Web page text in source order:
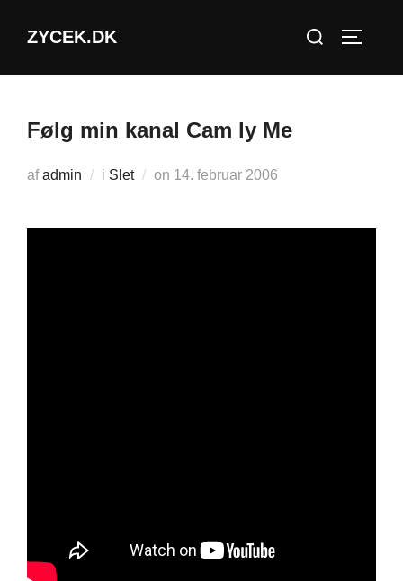
ZYCEK.DK
Søg
Følg min kanal Cam ly Me
afadmin i Slet on Udgivet
14. februar 2006